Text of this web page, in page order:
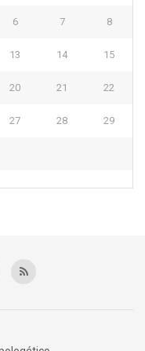
6 7 8
13 14 15
20 21 22
27 28 29